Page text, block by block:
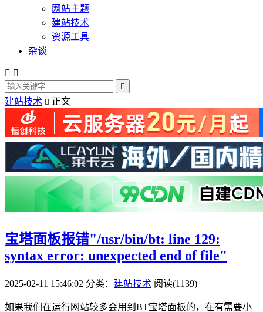
网站主题
建站技术
资源工具
杂谈
 

建站技术  正文
宝塔面板报错"/usr/bin/bt: line 129:
syntax error: unexpected end of file"
2025-02-11 15:46:02 分类： 建站技术 阅读(1139)
如果我们在运行网站较多会用到BT宝塔面板的，在有需要小